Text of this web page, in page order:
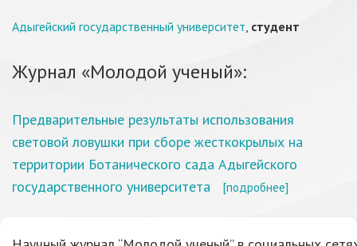
Адыгейский государственный университет, студент
Журнал «Молодой ученый»:
Предварительные результаты использования
световой ловушки при сборе жесткокрылых на
территории Ботанического сада Адыгейского
государственного университета
[подробнее]